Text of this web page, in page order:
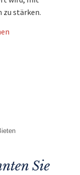
zu stärken.
Sie